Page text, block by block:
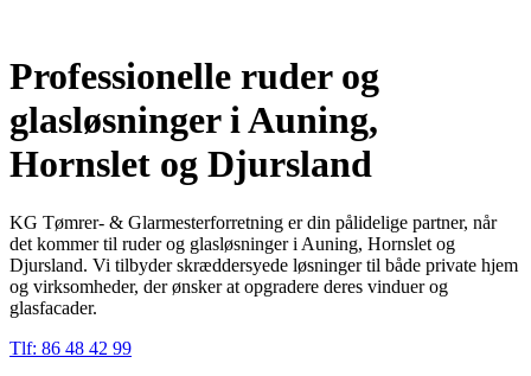
Professionelle ruder og
glasløsninger i Auning,
Hornslet og Djursland
KG Tømrer- & Glarmesterforretning er din pålidelige partner, når
det kommer til ruder og glasløsninger i Auning, Hornslet og
Djursland. Vi tilbyder skræddersyede løsninger til både private hjem
og virksomheder, der ønsker at opgradere deres vinduer og
glasfacader.
Tlf: 86 48 42 99